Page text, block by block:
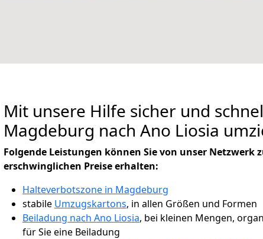
Mit unsere Hilfe sicher und
Magdeburg nach Ano Liosia
Folgende Leistungen können Sie von unser Netzwerk
erschwinglichen Preise erhalten:
Halteverbotszone in Magdeburg
stabile Umzugskartons, in allen Größen und Formen
Beiladung nach Ano Liosia, bei kleinen Mengen,
für Sie eine Beiladung